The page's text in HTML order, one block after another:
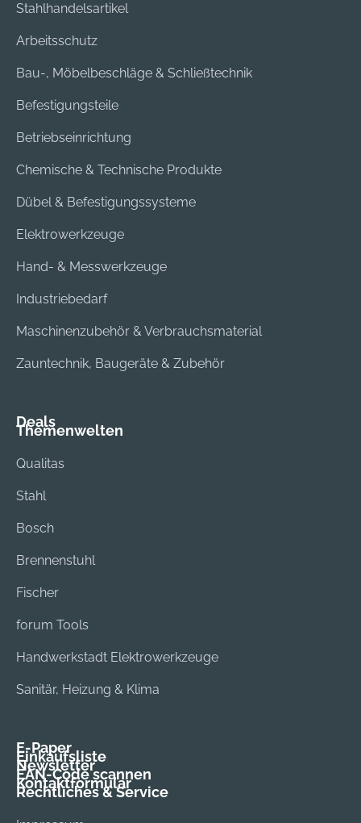
Stahlhandelsartikel
Arbeitsschutz
Bau-, Möbelbeschläge & Schließtechnik
Befestigungsteile
Betriebseinrichtung
Chemische & Technische Produkte
Dübel & Befestigungssysteme
Elektrowerkzeuge
Hand- & Messwerkzeuge
Industriebedarf
Maschinenzubehör & Verbrauchsmaterial
Zauntechnik, Baugeräte & Zubehör
Deals
Themenwelten
Qualitas
Stahl
Bosch
Brennenstuhl
Fischer
forum Tools
Handwerkstadt Elektrowerkzeuge
Sanitär, Heizung & Klima
E-Paper
Einkaufsliste
Newsletter
EAN-Code scannen
Kontaktformular
Rechtliches & Service